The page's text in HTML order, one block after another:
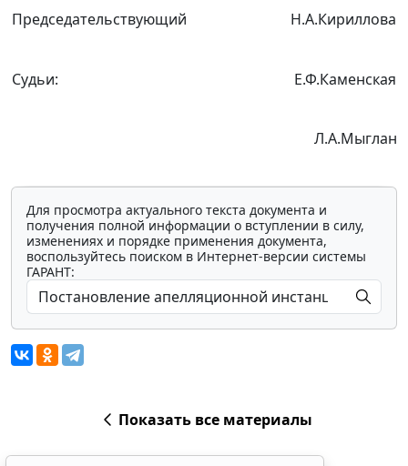
Председательствующий Н.А.Кириллова
Судьи: Е.Ф.Каменская
Л.А.Мыглан
Для просмотра актуального текста документа и
получения полной информации о вступлении в силу,
изменениях и порядке применения документа,
воспользуйтесь поиском в Интернет-версии системы
ГАРАНТ:
Показать все материалы
Мы обрабатываем локальные данные
браузера и используем инструменты
исследований и обзоров. Вы можете
настройках браузера. Пожалуйста,